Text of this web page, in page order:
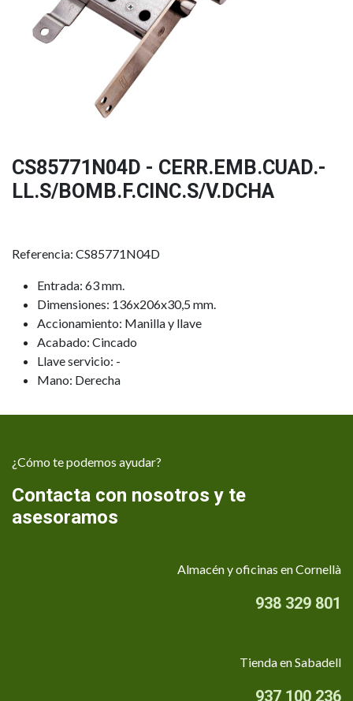
CS85771N04D - CERR.EMB.CUAD.-
LL.S/BOMB.F.CINC.S/V.DCHA
Referencia: CS85771N04D
Entrada: 63 mm.
Dimensiones: 136x206x30,5 mm.
Accionamiento: Manilla y llave
Acabado: Cincado
Llave servicio: -
Mano: Derecha
¿Cómo te podemos ayudar?
Contacta con nosotros y te
asesoramos
Almacén y oficinas en Cornellà
938 329 801
Tienda en Sabadell
937 100 236